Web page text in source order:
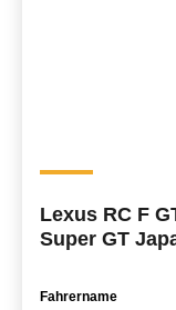
Lexus RC F
Super GT
Fahrername